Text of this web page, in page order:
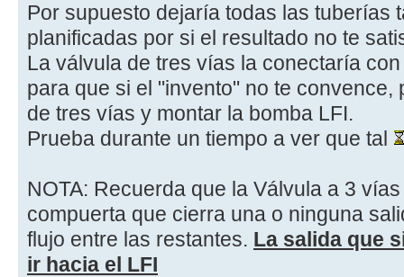
Por supuesto dejaría todas las tuberías
planificadas por si el resultado no te
La válvula de tres vías la conectaría
para que si el "invento" no te
de tres vías y montar la bomba LFI.
Prueba durante un tiempo a ver que tal
NOTA: Recuerda que la Válvula a 3
compuerta que cierra una o ninguna
flujo entre las restantes. La salida que
ir hacia el LFI